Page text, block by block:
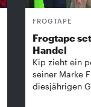
FROGTAPE
Frogtape
Handel
Kip zieht ein
seiner Marke
diesjährigen